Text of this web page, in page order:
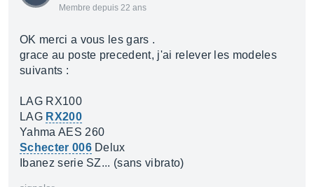
Membre depuis 22 ans
OK merci a vous les gars .
grace au poste precedent, j'ai relever les modeles
suivants :
LAG RX100
LAG RX200
Yahma AES 260
Schecter 006Delux
Ibanez serie SZ... (sans vibrato)